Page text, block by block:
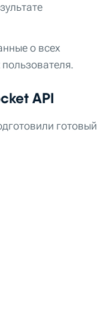
о всех
API
готовый